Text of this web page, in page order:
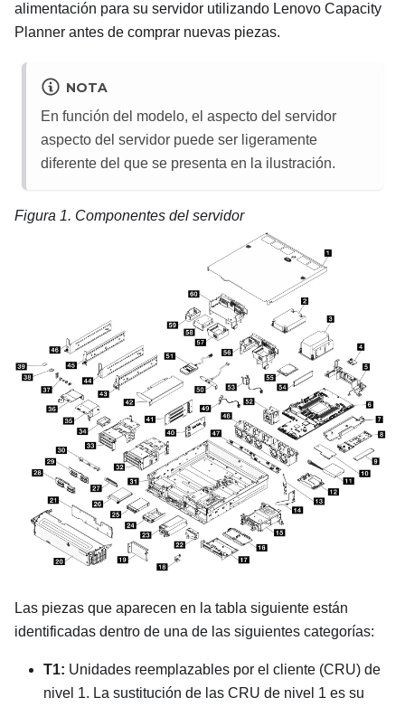
alimentación para su servidor utilizando Lenovo Capacity
Planner antes de comprar nuevas piezas.
NOTA
En función del modelo, el aspecto del servidor
aspecto del servidor puede ser ligeramente
diferente del que se presenta en la ilustración.
Figura 1. Componentes del servidor
Las piezas que aparecen en la tabla siguiente están
identificadas dentro de una de las siguientes categorías:
T1: Unidades reemplazables por el cliente (CRU) de
nivel 1. La sustitución de las CRU de nivel 1 es su